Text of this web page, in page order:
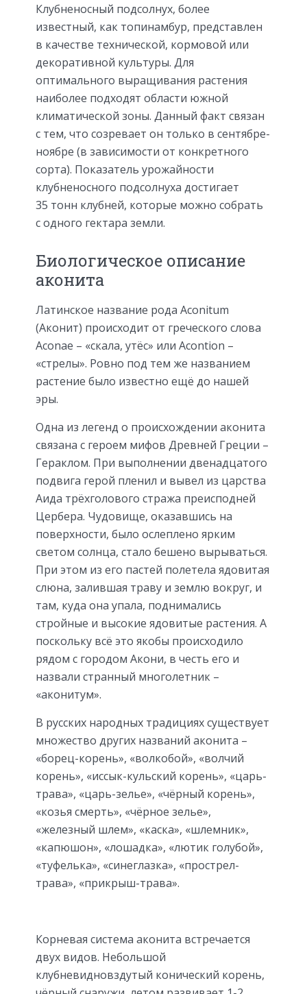
Клубненосный подсолнух, более
известный, как топинамбур, представлен
в качестве технической, кормовой или
декоративной культуры. Для
оптимального выращивания растения
наиболее подходят области южной
климатической зоны. Данный факт связан
с тем, что созревает он только в сентябре-
ноябре (в зависимости от конкретного
сорта). Показатель урожайности
клубненосного подсолнуха достигает
35 тонн клубней, которые можно собрать
с одного гектара земли.
Биологическое описание
аконита
Латинское название рода Aconitum
(Аконит) происходит от греческого слова
Aconae – «скала, утёс» или Acontion –
«стрелы». Ровно под тем же названием
растение было известно ещё до нашей
эры.
Одна из легенд о происхождении аконита
связана с героем мифов Древней Греции –
Гераклом. При выполнении двенадцатого
подвига герой пленил и вывел из царства
Аида трёхголового стража преисподней
Цербера. Чудовище, оказавшись на
поверхности, было ослеплено ярким
светом солнца, стало бешено вырываться.
При этом из его пастей полетела ядовитая
слюна, залившая траву и землю вокруг, и
там, куда она упала, поднимались
стройные и высокие ядовитые растения. А
поскольку всё это якобы происходило
рядом с городом Акони, в честь его и
назвали странный многолетник –
«аконитум».
В русских народных традициях существует
множество других названий аконита –
«борец-корень», «волкобой», «волчий
корень», «иссык-кульский корень», «царь-
трава», «царь-зелье», «чёрный корень»,
«козья смерть», «чёрное зелье»,
«железный шлем», «каска», «шлемник»,
«капюшон», «лошадка», «лютик голубой»,
«туфелька», «синеглазка», «прострел-
трава», «прикрыш-трава».
Корневая система аконита встречается
двух видов. Небольшой
клубневидновздутый конический корень,